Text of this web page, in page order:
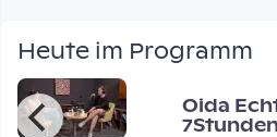
Heute im Programm
Oida